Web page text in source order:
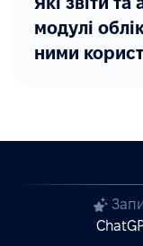
модулі
ними